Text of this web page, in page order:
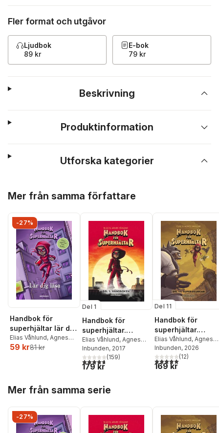
Fler format och utgåvor
Ljudbok
89 kr
E-bok
79 kr
Beskrivning
Produktinformation
Utforska kategorier
Mer från samma författare
-27%
Handbok för
superhjältar lär dig
läsa
Elias Våhlund, Agnes
Våhlund
59 kr81 kr
Del 1
Handbok för
superhjältar.
Handboken
Elias Våhlund, Agnes
Våhlund
Inbunden, 2017
4,7utav 5 stjärnor. Totalt antal röster:
(159)
179 kr
Del 11
Handbok för
superhjältar.
Superskurkar
Elias Våhlund, Agnes
Våhlund
Inbunden, 2026
5,0utav 5 stjärnor.
(12)
169 kr
Mer från samma serie
-27%